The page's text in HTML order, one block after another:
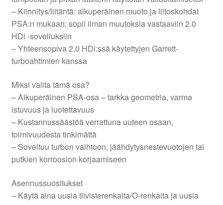
– Kiinnitys/liitäntä: alkuperäinen muoto ja liitoskohdat
PSA:n mukaan; sopii ilman muutoksia vastaaviin 2.0
HDi -sovelluksiin
– Yhteensopiva 2.0 HDi:ssä käytettyjen Garrett-
turboahtimien kanssa
Miksi valita tämä osa?
– Alkuperäinen PSA-osa – tarkka geometria, varma
istuvuus ja luotettavuus
– Kustannussäästöä verrattuna uuteen osaan,
toimivuudesta tinkimättä
– Soveltuu turbon vaihtoon, jäähdytysnestevuotojen tai
putkien korroosion korjaamiseen
Asennussuositukset
– Käytä aina uusia tiivisterenkaita/O-renkaita ja uusia